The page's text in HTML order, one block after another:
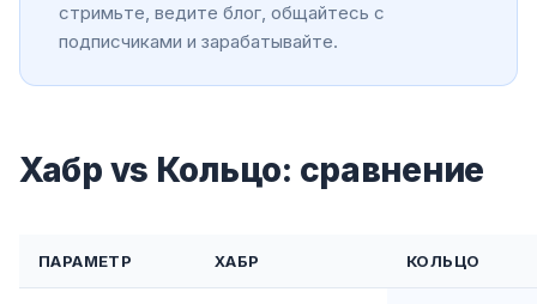
стримьте, ведите блог, общайтесь с
подписчиками и зарабатывайте.
Хабр vs Кольцо: сравнение
ПАРАМЕТР ХАБР КОЛЬЦО